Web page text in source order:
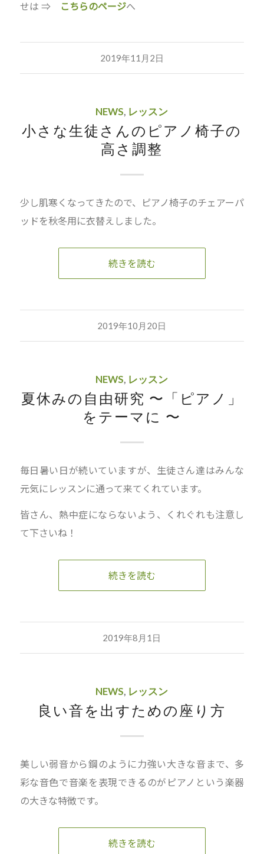
せは ⇒
こちらのページへ
2019年11月2日
NEWS, レッスン
小さな生徒さんのピアノ椅子の
高さ調整
少し肌寒くなってきたので、ピアノ椅子のチェアーパ
ッドを秋冬用に衣替えしました。
続きを読む
2019年10月20日
NEWS, レッスン
夏休みの自由研究 〜「ピアノ」
をテーマに 〜
毎日暑い日が続いていますが、生徒さん達はみんな
元気にレッスンに通って来てくれています。
皆さん、熱中症にならないよう、くれぐれも注意し
て下さいね！
続きを読む
2019年8月1日
NEWS, レッスン
良い音を出すための座り方
美しい弱音から鋼のように力強い大きな音まで、多
彩な音色で音楽を表現できるのがピアノという楽器
の大きな特徴です。
続きを読む